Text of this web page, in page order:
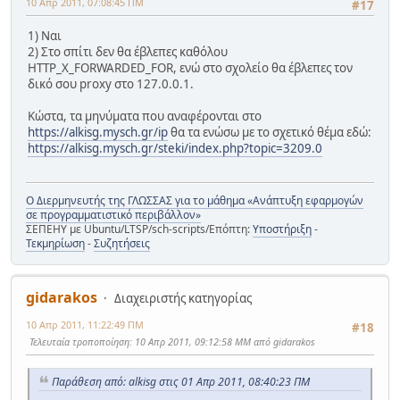
#17
1) Ναι
2) Στο σπίτι δεν θα έβλεπες καθόλου
HTTP_X_FORWARDED_FOR, ενώ στο σχολείο θα έβλεπες τον
δικό σου proxy στο 127.0.0.1.
Κώστα, τα μηνύματα που αναφέρονται στο
https://alkisg.mysch.gr/ipθα τα ενώσω με το σχετικό θέμα εδώ:
https://alkisg.mysch.gr/steki/index.php?topic=3209.0
Ο Διερμηνευτής της ΓΛΩΣΣΑΣ για το μάθημα «Ανάπτυξη εφαρμογών
σε προγραμματιστικό περιβάλλον»
ΣΕΠΕΗΥ με Ubuntu/LTSP/sch-scripts/Επόπτη:Υποστήριξη-
Τεκμηρίωση-Συζητήσεις
gidarakos
Διαχειριστής κατηγορίας
#18
10 Απρ 2011, 11:22:49 ΠΜ
Τελευταία τροποποίηση: 10 Απρ 2011, 09:12:58 ΜΜ από gidarakos
Παράθεση από: alkisg στις 01 Απρ 2011, 08:40:23 ΠΜ